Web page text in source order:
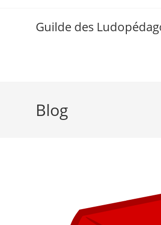
Guilde des
Blog